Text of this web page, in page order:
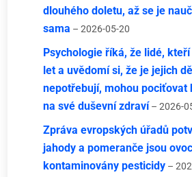
dlouhého doletu, až se je
sama – 2026-05-20
Psychologie říká, že lidé,
let a uvědomí si, že je jejich
nepotřebují, mohou pociťovat
na své duševní zdraví – 2026-
Zpráva evropských úřadů
jahody a pomeranče jsou
kontaminovány pesticidy –